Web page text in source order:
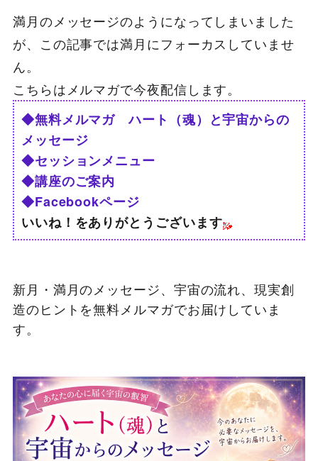
満月のメッセージのようになってしまいました
が、この記事では満月にフォーカスしていませ
ん。
こちらはメルマガで今夜配信します。
◆無料メルマガ ハート（魂）と宇宙からの
メッセージ
◆セッションメニュー
◆講座のご案内
◆Facebookページ
いいね！をありがとうございます
新月・満月のメッセージ、宇宙の流れ、現実創
造のヒントを無料メルマガでお届けしていま
す。